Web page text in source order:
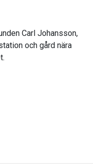
Carl Johansson,
och gård nära